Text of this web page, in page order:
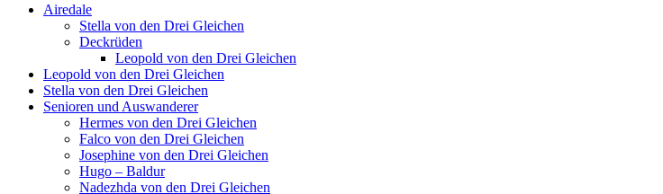
Airedale
Stella von den Drei Gleichen
Deckrüden
Leopold von den Drei Gleichen
Leopold von den Drei Gleichen
Stella von den Drei Gleichen
Senioren und Auswanderer
Hermes von den Drei Gleichen
Falco von den Drei Gleichen
Josephine von den Drei Gleichen
Hugo – Baldur
Nadezhda von den Drei Gleichen